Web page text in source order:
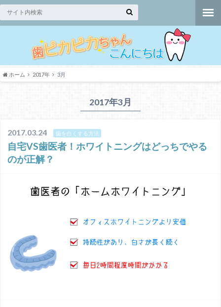
ホーム 2017年 3月
2017年3月
2017.03.24 歯を白くする方法
自宅VS歯医者！ホワイトニングはどっちでやる
のが正解？